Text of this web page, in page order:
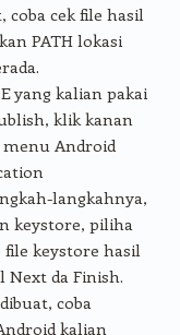
coba cek file hasil
PATH lokasi
yang kalian pakai
klik kanan
Android
langkahnya,
keystore, piliha
file keystore hasil
Next da Finish.
coba
kalian